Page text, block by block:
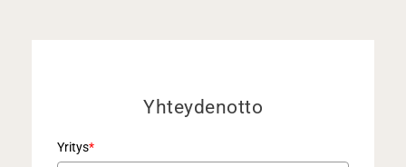
Yhteydenotto
Yritys*